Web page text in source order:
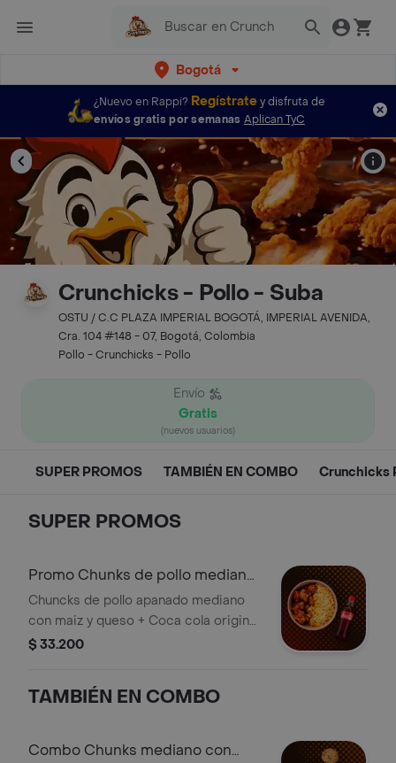
Bogotá
¿Nuevo en Rappi? Regístratey disfruta de
envíos gratis por semanas Aplican TyC
Crunchicks - Pollo - Suba
OSTU / C.C PLAZA IMPERIAL BOGOTÁ, IMPERIAL AVENIDA,
Cra. 104 #148 - 07, Bogotá, Colombia
Pollo - Crunchicks - Pollo
Envío
Gratis
(nuevos usuarios)
SUPER PROMOS TAMBIÉN EN COMBO Crunchicks
SUPER PROMOS
Promo Chunks de pollo mediano
con maíz + bebida.
Chuncks de pollo apanado mediano
con maiz y queso + Coca cola original
400 ml. Acompañado de una salsa a
$ 33.200
TAMBIÉN EN COMBO
Combo Chunks mediano con